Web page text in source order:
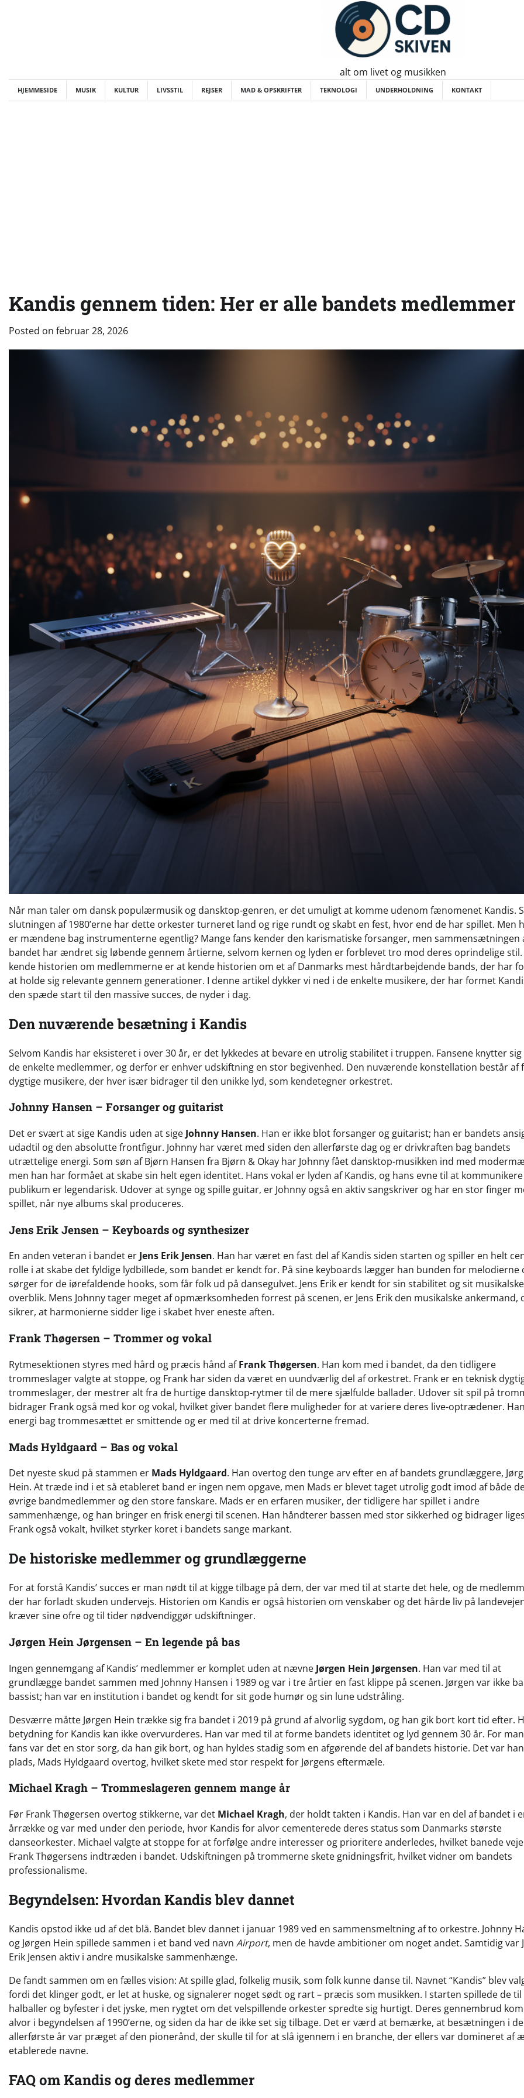
alt om livet og musikken
HJEMMESIDE MUSIK KULTUR LIVSSTIL REJSER MAD & OPSKRIFTER TEKNOLOGI UNDERHOLDNING KONTAKT
Kandis gennem tiden: Her er alle bandets medlemmer
Posted on februar 28, 2026
Når man taler om dansk populærmusik og dansktop-genren, er det umuligt at komme udenom fænomenet Kandis.
slutningen af 1980’erne har dette orkester turneret land og rige rundt og skabt en fest, hvor end de har spillet. Men
er mændene bag instrumenterne egentlig? Mange fans kender den karismatiske forsanger, men sammensætningen
bandet har ændret sig løbende gennem årtierne, selvom kernen og lyden er forblevet tro mod deres oprindelige stil.
kende historien om medlemmerne er at kende historien om et af Danmarks mest hårdtarbejdende bands, der har
at holde sig relevante gennem generationer. I denne artikel dykker vi ned i de enkelte musikere, der har formet
den spæde start til den massive succes, de nyder i dag.
Den nuværende besætning i Kandis
Selvom Kandis har eksisteret i over 30 år, er det lykkedes at bevare en utrolig stabilitet i truppen. Fansene knytter
de enkelte medlemmer, og derfor er enhver udskiftning en stor begivenhed. Den nuværende konstellation består af
dygtige musikere, der hver især bidrager til den unikke lyd, som kendetegner orkestret.
Johnny Hansen – Forsanger og guitarist
Det er svært at sige Kandis uden at sige Johnny Hansen. Han er ikke blot forsanger og guitarist; han er bandets
udadtil og den absolutte frontfigur. Johnny har været med siden den allerførste dag og er drivkraften bag bandets
utrættelige energi. Som søn af Bjørn Hansen fra Bjørn & Okay har Johnny fået dansktop-musikken ind med
men han har formået at skabe sin helt egen identitet. Hans vokal er lyden af Kandis, og hans evne til at
publikum er legendarisk. Udover at synge og spille guitar, er Johnny også en aktiv sangskriver og har en stor finger
spillet, når nye albums skal produceres.
Jens Erik Jensen – Keyboards og synthesizer
En anden veteran i bandet erJens Erik Jensen. Han har været en fast del af Kandis siden starten og spiller en helt
rolle i at skabe det fyldige lydbillede, som bandet er kendt for. På sine keyboards lægger han bunden for melodierne
sørger for de iørefaldende hooks, som får folk ud på dansegulvet. Jens Erik er kendt for sin stabilitet og sit musikalske
overblik. Mens Johnny tager meget af opmærksomheden forrest på scenen, er Jens Erik den musikalske ankermand,
sikrer, at harmonierne sidder lige i skabet hver eneste aften.
Frank Thøgersen – Trommer og vokal
Rytmesektionen styres med hård og præcis hånd afFrank Thøgersen. Han kom med i bandet, da den tidligere
trommeslager valgte at stoppe, og Frank har siden da været en uundværlig del af orkestret. Frank er en teknisk
trommeslager, der mestrer alt fra de hurtige dansktop-rytmer til de mere sjælfulde ballader. Udover sit spil på
bidrager Frank også med kor og vokal, hvilket giver bandet flere muligheder for at variere deres live-optrædener.
energi bag trommesættet er smittende og er med til at drive koncerterne fremad.
Mads Hyldgaard – Bas og vokal
Det nyeste skud på stammen er Mads Hyldgaard. Han overtog den tunge arv efter en af bandets grundlæggere,
Hein. At træde ind i et så etableret band er ingen nem opgave, men Mads er blevet taget utrolig godt imod af både
øvrige bandmedlemmer og den store fanskare. Mads er en erfaren musiker, der tidligere har spillet i andre
sammenhænge, og han bringer en frisk energi til scenen. Han håndterer bassen med stor sikkerhed og bidrager
Frank også vokalt, hvilket styrker koret i bandets sange markant.
De historiske medlemmer og grundlæggerne
For at forstå Kandis’ succes er man nødt til at kigge tilbage på dem, der var med til at starte det hele, og de
der har forladt skuden undervejs. Historien om Kandis er også historien om venskaber og det hårde liv på
kræver sine ofre og til tider nødvendiggør udskiftninger.
Jørgen Hein Jørgensen – En legende på bas
Ingen gennemgang af Kandis’ medlemmer er komplet uden at nævne Jørgen Hein Jørgensen. Han var med til at
grundlægge bandet sammen med Johnny Hansen i 1989 og var i tre årtier en fast klippe på scenen. Jørgen var ikke
bassist; han var en institution i bandet og kendt for sit gode humør og sin lune udstråling.
Desværre måtte Jørgen Hein trække sig fra bandet i 2019 på grund af alvorlig sygdom, og han gik bort kort tid efter.
betydning for Kandis kan ikke overvurderes. Han var med til at forme bandets identitet og lyd gennem 30 år. For
fans var det en stor sorg, da han gik bort, og han hyldes stadig som en afgørende del af bandets historie. Det var
plads, Mads Hyldgaard overtog, hvilket skete med stor respekt for Jørgens eftermæle.
Michael Kragh – Trommeslageren gennem mange år
Før Frank Thøgersen overtog stikkerne, var det Michael Kragh, der holdt takten i Kandis. Han var en del af bandet i
årrække og var med under den periode, hvor Kandis for alvor cementerede deres status som Danmarks største
danseorkester. Michael valgte at stoppe for at forfølge andre interesser og prioritere anderledes, hvilket banede
Frank Thøgersens indtræden i bandet. Udskiftningen på trommerne skete gnidningsfrit, hvilket vidner om bandets
professionalisme.
Begyndelsen: Hvordan Kandis blev dannet
Kandis opstod ikke ud af det blå. Bandet blev dannet i januar 1989 ved en sammensmeltning af to orkestre. Johnny
og Jørgen Hein spillede sammen i et band ved navn Airport, men de havde ambitioner om noget andet. Samtidig var
Erik Jensen aktiv i andre musikalske sammenhænge.
De fandt sammen om en fælles vision: At spille glad, folkelig musik, som folk kunne danse til. Navnet “Kandis” blev
fordi det klinger godt, er let at huske, og signalerer noget sødt og rart – præcis som musikken. I starten spillede de til
halballer og byfester i det jyske, men rygtet om det velspillende orkester spredte sig hurtigt. Deres gennembrud
alvor i begyndelsen af 1990’erne, og siden da har de ikke set sig tilbage. Det er værd at bemærke, at besætningen i de
allerførste år var præget af den pionerånd, der skulle til for at slå igennem i en branche, der ellers var domineret af
etablerede navne.
FAQ om Kandis og deres medlemmer